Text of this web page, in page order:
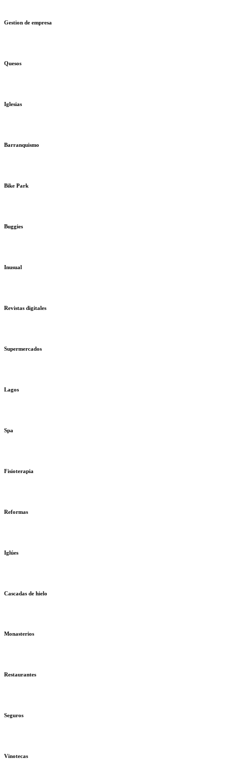
Gestion de empresa
Quesos
Iglesias
Barranquismo
Bike Park
Buggies
Inusual
Revistas digitales
Supermercados
Lagos
Spa
Fisioterapia
Reformas
Iglúes
Cascadas de hielo
Monasterios
Restaurantes
Seguros
Vinotecas